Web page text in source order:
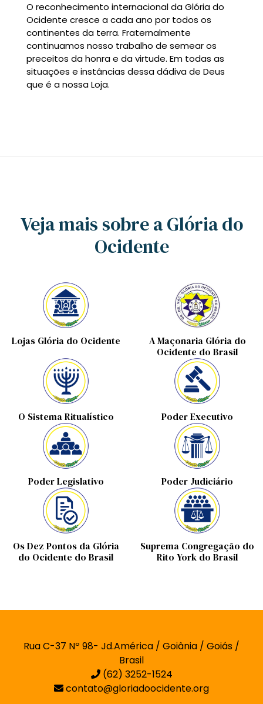
O reconhecimento internacional da Glória do
Ocidente cresce a cada ano por todos os
continentes da terra. Fraternalmente
continuamos nosso trabalho de semear os
preceitos da honra e da virtude. Em todas as
situações e instâncias dessa dádiva de Deus
que é a nossa Loja.
Veja mais sobre a Glória do
Ocidente
Lojas Glória do Ocidente
A Maçonaria Glória do
Ocidente do Brasil
O Sistema Ritualístico Poder Executivo
Poder Legislativo Poder Judiciário
Os Dez Pontos da Glória
do Ocidente do Brasil
Suprema Congregação do
Rito York do Brasil
Rua C-37 Nº 98- Jd.América / Goiânia / Goiás /
Brasil
(62) 3252-1524
contato@gloriadoocidente.org